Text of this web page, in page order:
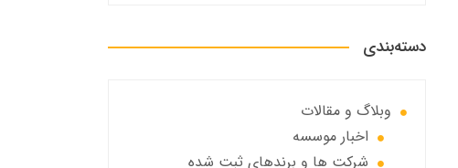
دسته‌بندی
وبلاگ و مقالات
اخبار موسسه
شرکت ها و برندهای ثبت شده